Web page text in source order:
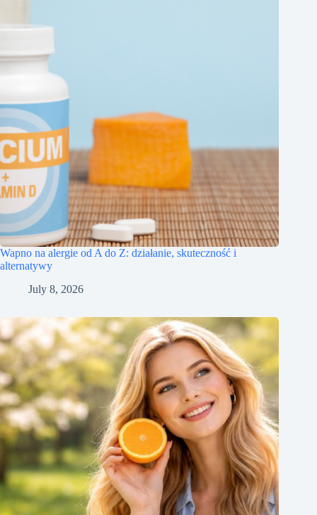
Wapno na alergie od A do Z: działanie, skuteczność i
alternatywy
July 8, 2026